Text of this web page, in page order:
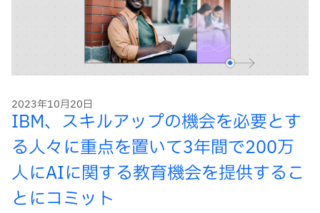
2023年10月20日
IBM、スキルアップの機会を必要とす
る人々に重点を置いて3年間で200万
人にAIに関する教育機会を提供するこ
とにコミット